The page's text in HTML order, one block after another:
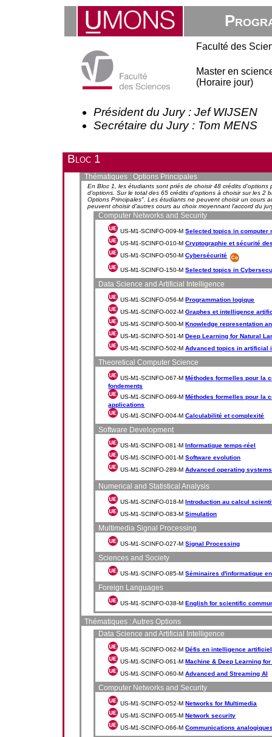
Faculté des
Master en
(Horaire jour)
Président du Jury : Jef WIJSEN
Secrétaire du Jury : Tom MENS
Bloc 1
Thématiques : Options Principales
En Bloc 1, les étudiants sont priés de choisir 48 crédits
d'options. Sur le total des 65 crédits d'options à choisir sur les 2
Options Principales". Les étudiants ne peuvent choisir un cours
peuvent choisir d'autres cours au choix moyennant l'accord du
Computer Networks and Security
US-M1-SCINFO-009-MSelected topics in computer
US-M1-SCINFO-010-MCryptographie et sécurité
US-M1-SCINFO-050-MCybersécurité
US-M1-SCINFO-150-MSelected topics in
Data Science and Artificial Intelligence
US-M1-SCINFO-056-MProgrammation logique
US-M1-SCINFO-002-MGraphes et intelligence
US-M1-SCINFO-500-MKnowledge representation
US-M1-SCINFO-501-MDeep Learning for Natural
US-M1-SCINFO-502-MAdvanced topics in artificial
Theoretical Computer Science
US-M1-SCINFO-067-MMéthodes formelles pour la
fondements
US-M1-SCINFO-069-MMéthodes formelles pour la
applications
US-M1-SCINFO-004-MCalculabilité et complexité
Software Development
US-M1-SCINFO-081-MInformatique temps-réel
US-M1-SCINFO-001-MSoftware evolution
US-M1-SCINFO-289-MAdvanced operating systems
Numerical and Statistical Analysis
US-M1-SCINFO-018-MIntroduction au calcul
US-M1-SCINFO-083-MSimulation
Multimedia Signal Processing
US-M1-SCINFO-027-MSignal Processing
Sciences and Society
US-M1-SCINFO-085-MSéminaires d'informatique
Foreign Languages
US-M1-SCINFO-038-MEnglish for scientific
Thématiques : Autres Options
Data Science and Artificial Intelligence
US-M1-SCINFO-062-MDéfis en intelligence
US-M1-SCINFO-061-MMachine & Deep Learning
US-M1-SCINFO-060-MAdvanced and Streaming AI
Computer Networks and Security
US-M1-SCINFO-052-MNetworks for Multimedia
US-M1-SCINFO-065-MNetwork security
US-M1-SCINFO-066-MCommunications